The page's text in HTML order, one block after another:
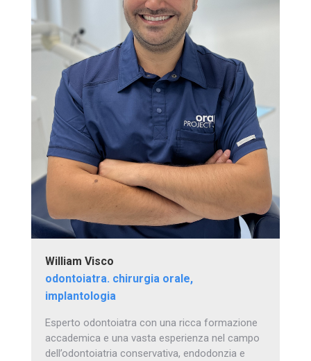
William Visco
odontoiatra. chirurgia orale,
implantologia
Esperto odontoiatra con una ricca formazione
accademica e una vasta esperienza nel campo
dell’odontoiatria conservativa, endodonzia e